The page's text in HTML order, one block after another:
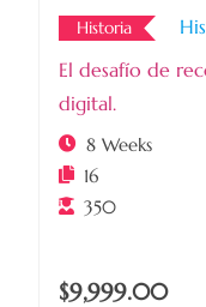
Historia
El desafío de
digital.
8 Weeks
16
350
$9,999.00